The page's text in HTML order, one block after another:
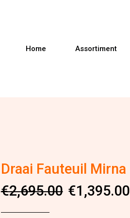
Home Assortiment
Sta-op fauteuils
Eetkamerstoelen
Draai Fauteuil Mirna
€2,695.00
Oorspronkelijke
prijs
€1,395.00
Huidige
prijs